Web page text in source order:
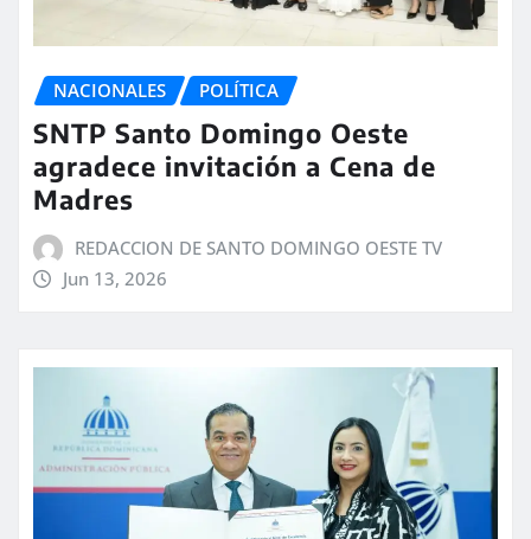
NACIONALES POLÍTICA
SNTP Santo Domingo Oeste
agradece invitación a Cena de
Madres
REDACCION DE SANTO DOMINGO OESTE TV
Jun 13, 2026